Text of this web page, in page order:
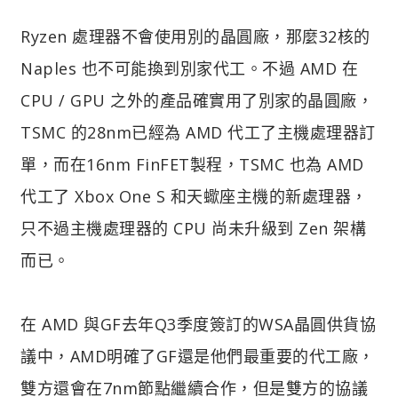
Ryzen 處理器不會使用別的晶圓廠，那麼32核的
Naples 也不可能換到別家代工。不過 AMD 在
CPU / GPU 之外的產品確實用了別家的晶圓廠，
TSMC 的28nm已經為 AMD 代工了主機處理器訂
單，而在16nm FinFET製程，TSMC 也為 AMD
代工了 Xbox One S 和天蠍座主機的新處理器，
只不過主機處理器的 CPU 尚未升級到 Zen 架構
而已。
在 AMD 與GF去年Q3季度簽訂的WSA晶圓供貨協
議中，AMD明確了GF還是他們最重要的代工廠，
雙方還會在7nm節點繼續合作，但是雙方的協議